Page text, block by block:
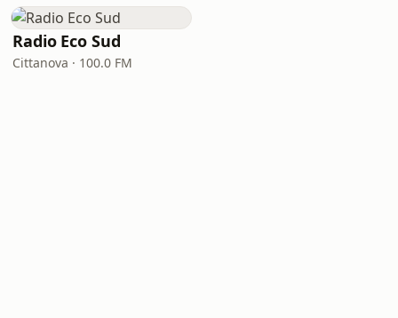
Radio Eco Sud
Cittanova · 100.0 FM